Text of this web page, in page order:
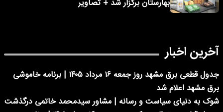
بهارستان برگزار شد + تصاویر
آخرین اخبار
جدول قطعی برق مشهد روز جمعه ۱۶ مرداد ۱۴۰۵ | برنامه خاموشی
برق مشهد اعلام شد
شوک به دنیای سیاست و رسانه | مشاور سیدمحمد خاتمی درگذشت